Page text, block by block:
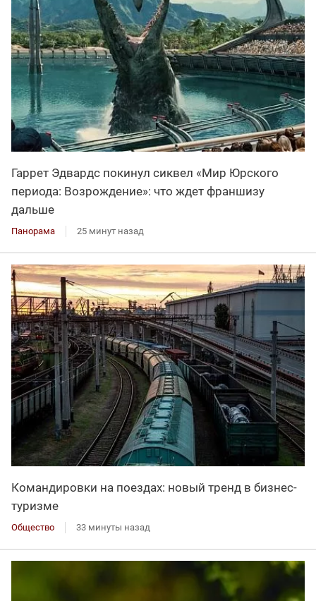
Гаррет Эдвардс покинул сиквел «Мир Юрского
периода: Возрождение»: что ждет франшизу
дальше
Панорама 25 минут назад
Командировки на поездах: новый тренд в бизнес-
туризме
Общество 33 минуты назад